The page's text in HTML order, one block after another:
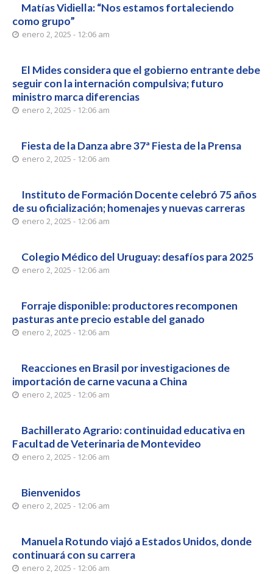
Matías Vidiella: “Nos estamos fortaleciendo
como grupo”
enero 2, 2025 - 12:06 am
El Mides considera que el gobierno entrante debe
seguir con la internación compulsiva; futuro
ministro marca diferencias
enero 2, 2025 - 12:06 am
Fiesta de la Danza abre 37ª Fiesta de la Prensa
enero 2, 2025 - 12:06 am
Instituto de Formación Docente celebró 75 años
de su oficialización; homenajes y nuevas carreras
enero 2, 2025 - 12:06 am
Colegio Médico del Uruguay: desafíos para 2025
enero 2, 2025 - 12:06 am
Forraje disponible: productores recomponen
pasturas ante precio estable del ganado
enero 2, 2025 - 12:06 am
Reacciones en Brasil por investigaciones de
importación de carne vacuna a China
enero 2, 2025 - 12:06 am
Bachillerato Agrario: continuidad educativa en
Facultad de Veterinaria de Montevideo
enero 2, 2025 - 12:06 am
Bienvenidos
enero 2, 2025 - 12:06 am
Manuela Rotundo viajó a Estados Unidos, donde
continuará con su carrera
enero 2, 2025 - 12:06 am